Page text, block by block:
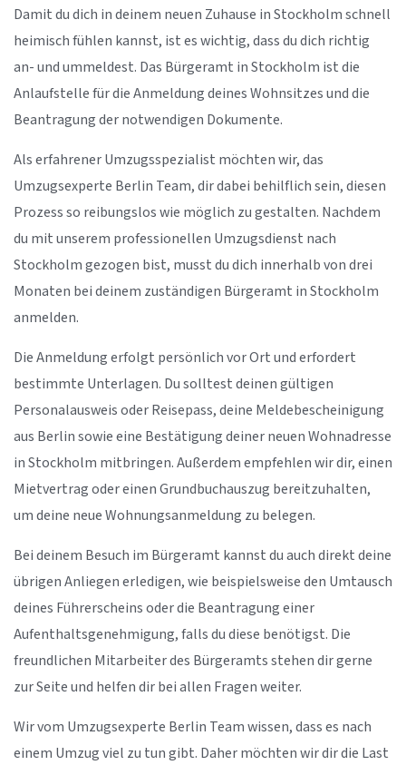
Damit du dich in deinem neuen Zuhause in Stockholm schnell
heimisch fühlen kannst, ist es wichtig, dass du dich richtig
an- und ummeldest. Das Bürgeramt in Stockholm ist die
Anlaufstelle für die Anmeldung deines Wohnsitzes und die
Beantragung der notwendigen Dokumente.
Als erfahrener Umzugsspezialist möchten wir, das
Umzugsexperte Berlin Team, dir dabei behilflich sein, diesen
Prozess so reibungslos wie möglich zu gestalten. Nachdem
du mit unserem professionellen Umzugsdienst nach
Stockholm gezogen bist, musst du dich innerhalb von drei
Monaten bei deinem zuständigen Bürgeramt in Stockholm
anmelden.
Die Anmeldung erfolgt persönlich vor Ort und erfordert
bestimmte Unterlagen. Du solltest deinen gültigen
Personalausweis oder Reisepass, deine Meldebescheinigung
aus Berlin sowie eine Bestätigung deiner neuen Wohnadresse
in Stockholm mitbringen. Außerdem empfehlen wir dir, einen
Mietvertrag oder einen Grundbuchauszug bereitzuhalten,
um deine neue Wohnungsanmeldung zu belegen.
Bei deinem Besuch im Bürgeramt kannst du auch direkt deine
übrigen Anliegen erledigen, wie beispielsweise den Umtausch
deines Führerscheins oder die Beantragung einer
Aufenthaltsgenehmigung, falls du diese benötigst. Die
freundlichen Mitarbeiter des Bürgeramts stehen dir gerne
zur Seite und helfen dir bei allen Fragen weiter.
Wir vom Umzugsexperte Berlin Team wissen, dass es nach
einem Umzug viel zu tun gibt. Daher möchten wir dir die Last